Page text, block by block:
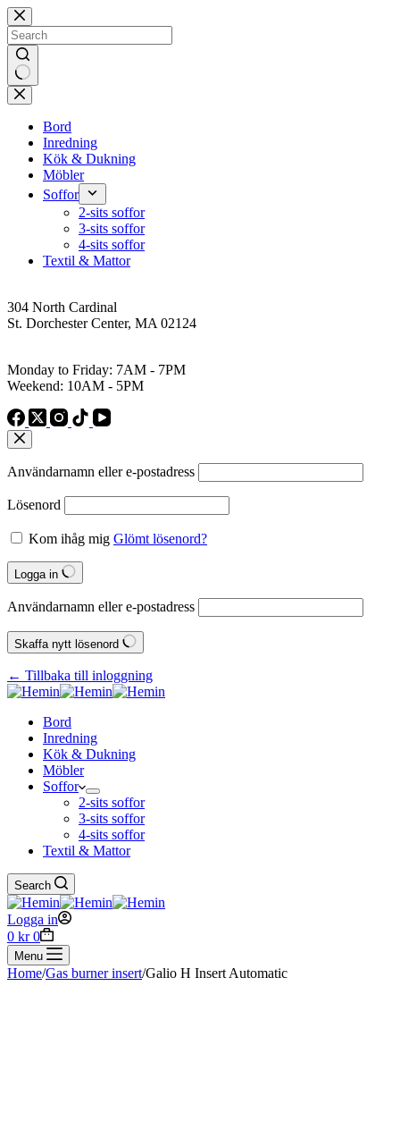
Skip
to
content
No
results
Bord
Inredning
Kök & Dukning
Möbler
Soffor
2-sits soffor
3-sits soffor
4-sits soffor
Textil & Mattor
304 North Cardinal
St. Dorchester Center, MA 02124
Monday to Friday: 7AM - 7PM
Weekend: 10AM - 5PM
Användarnamn eller e‑postadress
Lösenord
Kom ihåg mig Glömt lösenord?
Logga in
Användarnamn eller e‑postadress
Skaffa nytt lösenord
← Tillbaka till inloggning
Bord
Inredning
Kök & Dukning
Möbler
Soffor
2-sits soffor
3-sits soffor
4-sits soffor
Textil & Mattor
Search
Logga in
Shopping
cart
0 kr 0
Menu
Home/Gas burner insert/Galio H Insert Automatic